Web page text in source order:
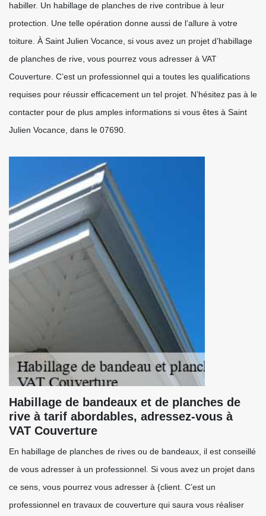
habiller. Un habillage de planches de rive contribue à leur
protection. Une telle opération donne aussi de l‘allure à votre
toiture. À Saint Julien Vocance, si vous avez un projet d’habillage
de planches de rive, vous pourrez vous adresser à VAT
Couverture. C’est un professionnel qui a toutes les qualifications
requises pour réussir efficacement un tel projet. N’hésitez pas à le
contacter pour de plus amples informations si vous êtes à Saint
Julien Vocance, dans le 07690.
Habillage de bandeaux et de planches de
rive à tarif abordables, adressez-vous à
VAT Couverture
En habillage de planches de rives ou de bandeaux, il est conseillé
de vous adresser à un professionnel. Si vous avez un projet dans
ce sens, vous pourrez vous adresser à {client. C’est un
professionnel en travaux de couverture qui saura vous réaliser